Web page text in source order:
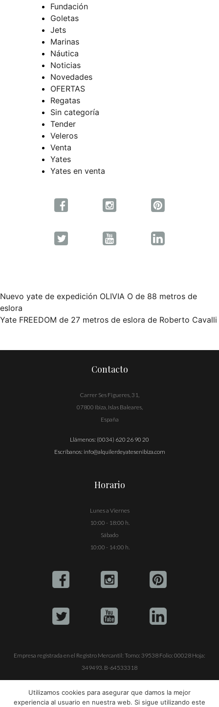
Fundación
Goletas
Jets
Marinas
Náutica
Noticias
Novedades
OFERTAS
Regatas
Sin categoría
Tender
Veleros
Venta
Yates
Yates en venta
Navegación
de
Nuevo yate de expedición OLIVIA O de 88 metros de
eslora
Yate FREEDOM de 27 metros de eslora de Roberto Cavalli
Contacto
Carrer Ses Figueres, 31,
07800 Ibiza, Islas Baleares,
España
Llámenos: (0034) 620 26 90 20
Escríbanos: info@alquilerdeyatesenibiza.com
Horario
Lunes a Viernes
10:00 - 18:00 h.
Sábado
10:00 - 14:00 h.
Empresa registrada en el Registro Mercantil: Tomo: 39538 Folio: 00028 Hoja:
349493. B-64533318
Utilizamos cookies para asegurar que damos la mejor
experiencia al usuario en nuestra web. Si sigue utilizando este